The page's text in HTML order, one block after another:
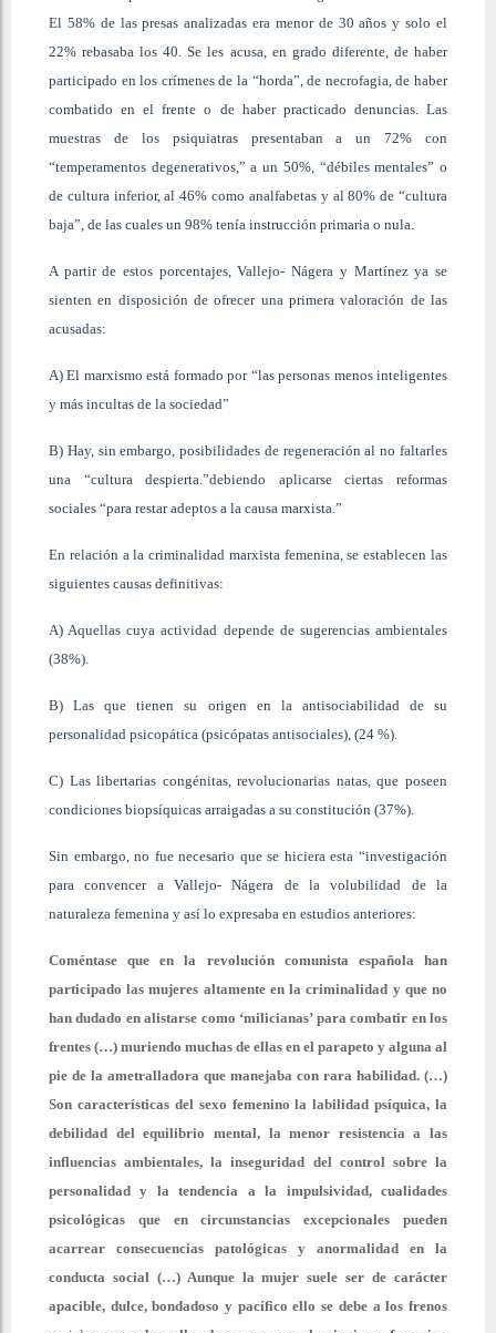
El 58% de las presas analizadas era menor de 30 años y solo el
22% rebasaba los 40. Se les acusa, en grado diferente, de haber
participado en los crímenes de la “horda”, de necrofagia, de haber
combatido en el frente o de haber practicado denuncias. Las
muestras de los psiquiatras presentaban a un 72% con
“temperamentos degenerativos,” a un 50%, “débiles mentales” o
de cultura inferior, al 46% como analfabetas y al 80% de “cultura
baja”, de las cuales un 98% tenía instrucción primaria o nula.
A partir de estos porcentajes, Vallejo- Nágera y Martínez ya se
sienten en disposición de ofrecer una primera valoración de las
acusadas:
A) El marxismo está formado por “las personas menos inteligentes
y más incultas de la sociedad”
B) Hay, sin embargo, posibilidades de regeneración al no faltarles
una “cultura despierta.”debiendo aplicarse ciertas reformas
sociales “para restar adeptos a la causa marxista.”
En relación a la criminalidad marxista femenina, se establecen las
siguientes causas definitivas:
A) Aquellas cuya actividad depende de sugerencias ambientales
(38%).
B) Las que tienen su origen en la antisociabilidad de su
personalidad psicopática (psicópatas antisociales), (24 %).
C) Las libertarias congénitas, revolucionarias natas, que poseen
condiciones biopsíquicas arraigadas a su constitución (37%).
Sin embargo, no fue necesario que se hiciera esta “investigación
para convencer a Vallejo- Nágera de la volubilidad de la
naturaleza femenina y así lo expresaba en estudios anteriores:
Coméntase que en la revolución comunista española han
participado las mujeres altamente en la criminalidad y que no
han dudado en alistarse como ‘milicianas’ para combatir en los
frentes (…) muriendo muchas de ellas en el parapeto y alguna al
pie de la ametralladora que manejaba con rara habilidad. (…)
Son características del sexo femenino la labilidad psíquica, la
debilidad del equilibrio mental, la menor resistencia a las
influencias ambientales, la inseguridad del control sobre la
personalidad y la tendencia a la impulsividad, cualidades
psicológicas que en circunstancias excepcionales pueden
acarrear consecuencias patológicas y anormalidad en la
conducta social (…) Aunque la mujer suele ser de carácter
apacible, dulce, bondadoso y pacífico ello se debe a los frenos